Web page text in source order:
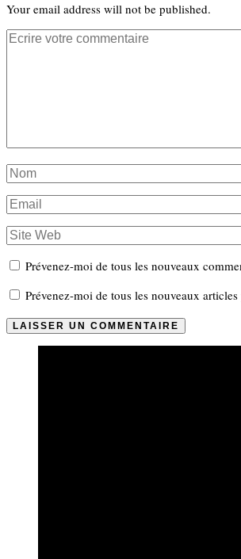
Your email address will not be published.
Prévenez-moi de tous les nouveaux
Prévenez-moi de tous les nouveaux